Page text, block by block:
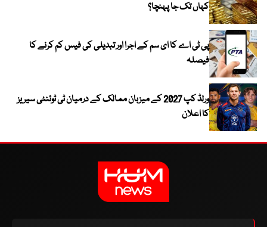
کہاں تک جا پہنچا؟
پی ٹی اے کا ای سم کے اجرا اور تبدیلی کی فیس کم کرنے کا
فیصلہ
ورلڈ کپ 2027 کے میزبان ممالک کے درمیان ٹی ٹوئنٹی سیریز
کا اعلان